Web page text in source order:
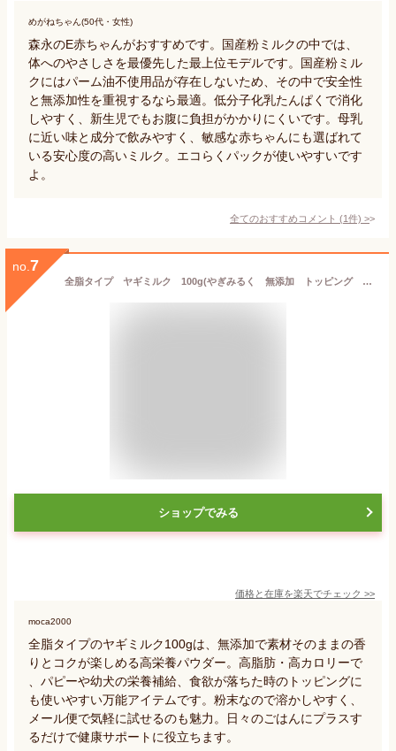
めがねちゃん(50代・女性)
森永のE赤ちゃんがおすすめです。国産粉ミルクの中では、
体へのやさしさを最優先した最上位モデルです。国産粉ミル
クにはパーム油不使用品が存在しないため、その中で安全性
と無添加性を重視するなら最適。低分子化乳たんぱくで消化
しやすく、新生児でもお腹に負担がかかりにくいです。母乳
に近い味と成分で飲みやすく、敏感な赤ちゃんにも選ばれて
いる安心度の高いミルク。エコらくパックが使いやすいです
よ。
全てのおすすめコメント (1件) >
no. 7
全脂タイプ ヤギミルク 100g(やぎみるく 無添加 トッピング メール便 高脂肪 高カロリー 粉ミルク ヤギみるく パウダー 粉末 パピー 幼犬 栄養補給 ゴードミルク ゴートミルク)
ショップでみる
価格と在庫を楽天でチェック >>
moca2000
全脂タイプのヤギミルク100gは、無添加で素材そのままの香
りとコクが楽しめる高栄養パウダー。高脂肪・高カロリーで
、パピーや幼犬の栄養補給、食欲が落ちた時のトッピングに
も使いやすい万能アイテムです。粉末なので溶かしやすく、
メール便で気軽に試せるのも魅力。日々のごはんにプラスす
るだけで健康サポートに役立ちます。